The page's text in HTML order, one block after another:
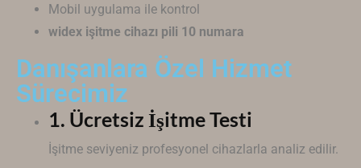
Mobil uygulama ile kontrol
widex işitme cihazı pili 10 numara
Danışanlara Özel Hizmet
Sürecimiz
1. Ücretsiz İşitme Testi
İşitme seviyeniz profesyonel cihazlarla analiz edilir.